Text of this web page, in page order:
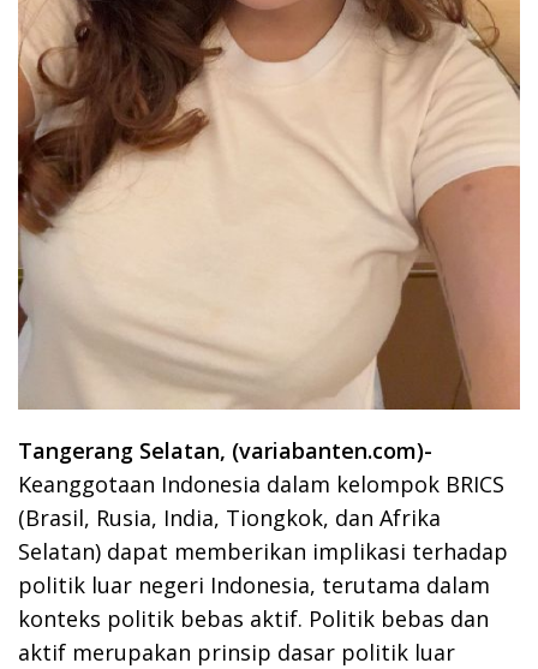
Tangerang Selatan, (variabanten.com)-
Keanggotaan Indonesia dalam kelompok BRICS
(Brasil, Rusia, India, Tiongkok, dan Afrika
Selatan) dapat memberikan implikasi terhadap
politik luar negeri Indonesia, terutama dalam
konteks politik bebas aktif. Politik bebas dan
aktif merupakan prinsip dasar politik luar